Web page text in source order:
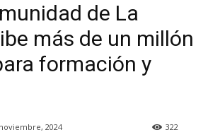
de La
más de un millón
formación y
2024 322